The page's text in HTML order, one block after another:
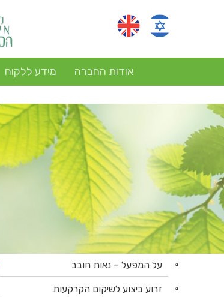
אודות החברה מידע ללקוח
על המפעל – נאות חובב
זרוע ביצוע לשיקום הקרקעות